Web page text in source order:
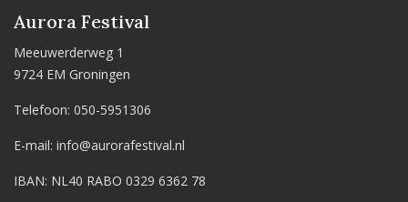
Aurora Festival
Meeuwerderweg 1
9724 EM Groningen
Telefoon:050-5951306
E-mail:info@aurorafestival.nl
IBAN: NL40 RABO 0329 6362 78